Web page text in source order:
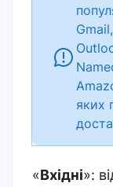
яких
«Вхідні»: